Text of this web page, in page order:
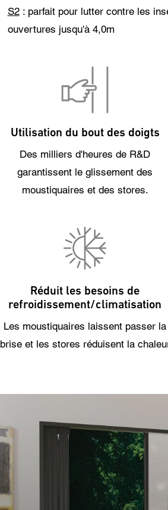
S2: parfait pour lutter contre les
ouvertures jusqu'à 4,0m
Utilisation du bout des doigts
Des milliers d'heures de R&D
garantissent le glissement des
moustiquaires et des stores.
Réduit les besoins de
refroidissement/climatisation
Les moustiquaires laissent passer la
brise et les stores réduisent la